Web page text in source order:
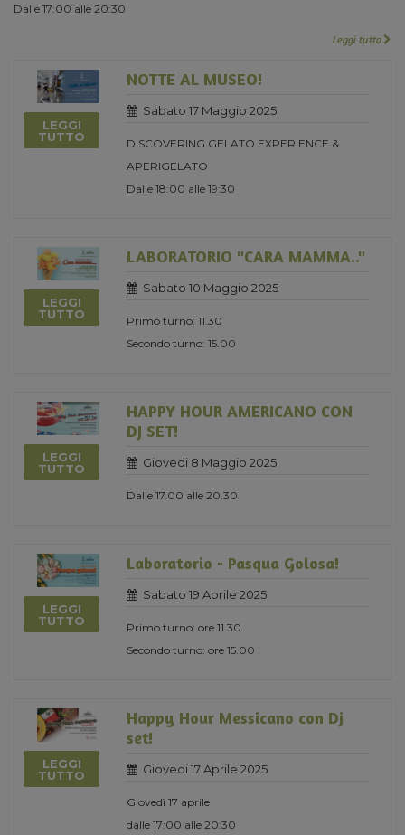
Dalle 17:00 alle 20:30
Leggi tutto
LEGGI
TUTTO
NOTTE AL MUSEO!
Sabato 17 Maggio 2025
DISCOVERING GELATO EXPERIENCE &
APERIGELATO
Dalle 18:00 alle 19:30
LEGGI
TUTTO
LABORATORIO "CARA MAMMA.."
Sabato 10 Maggio 2025
Primo turno: 11.30
Secondo turno: 15.00
LEGGI
TUTTO
HAPPY HOUR AMERICANO CON
DJ SET!
Giovedi 8 Maggio 2025
Dalle 17.00 alle 20.30
LEGGI
TUTTO
Laboratorio - Pasqua Golosa!
Sabato 19 Aprile 2025
Primo turno: ore 11.30
Secondo turno: ore 15.00
LEGGI
TUTTO
Happy Hour Messicano con Dj
set!
Giovedi 17 Aprile 2025
Giovedì 17 aprile
dalle 17:00 alle 20:30